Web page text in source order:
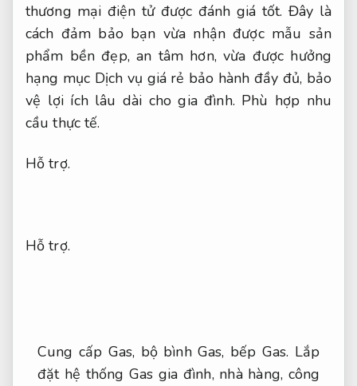
thương mại điện tử được đánh giá tốt. Đây là
cách đảm bảo bạn vừa nhận được mẫu sản
phẩm bền đẹp, an tâm hơn, vừa được hưởng
hạng mục Dịch vụ giá rẻ bảo hành đầy đủ, bảo
vệ lợi ích lâu dài cho gia đình. Phù hợp nhu
cầu thực tế.
Hỗ trợ.
Hỗ trợ.
Cung cấp Gas, bộ bình Gas, bếp Gas. Lắp
đặt hệ thống Gas gia đình, nhà hàng, công